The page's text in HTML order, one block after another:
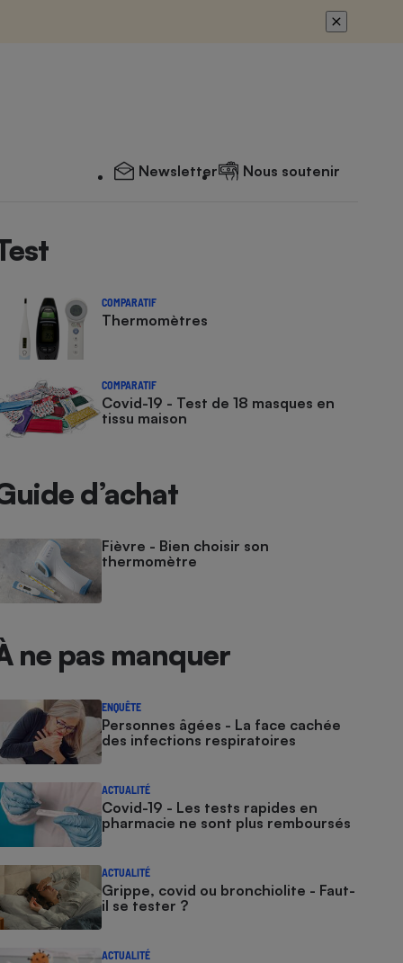
Newsletter Nous soutenir
COMPARATIF
Thermomètres
COMPARATIF
Covid-19 - Test de 18 masques en
tissu maison
d’achat
Fièvre - Bien choisir son
thermomètre
ne pas manquer
ENQUÊTE
Personnes âgées - La face cachée
des infections respiratoires
ACTUALITÉ
Covid-19 - Les tests rapides en
pharmacie ne sont plus remboursés
ACTUALITÉ
Grippe, covid ou bronchiolite - Faut-
il se tester ?
ACTUALITÉ